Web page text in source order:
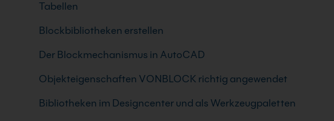
Tabellen
Blockbibliotheken erstellen
Der Blockmechanismus in AutoCAD
Objekteigenschaften VONBLOCK richtig angewendet
Bibliotheken im Designcenter und als Werkzeugpaletten